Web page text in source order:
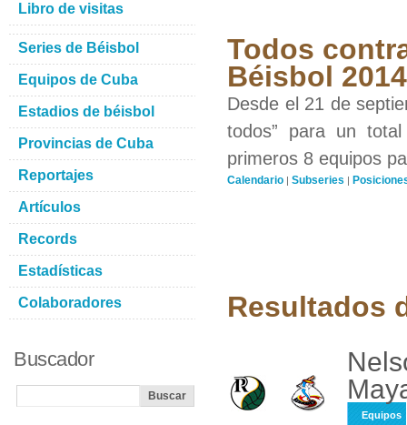
Todos
Béisbol
Desde el 21 de
todos” para un
primeros 8 equipos
Calendario | Subseries |
Resultados
Equipos
Libro de visitas
Series de Béisbol
Equipos de Cuba
Estadios de béisbol
Provincias de Cuba
Reportajes
Artículos
Records
Estadísticas
Colaboradores
Buscador